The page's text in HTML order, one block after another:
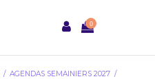
0
AGENDAS SEMAINIERS 2027